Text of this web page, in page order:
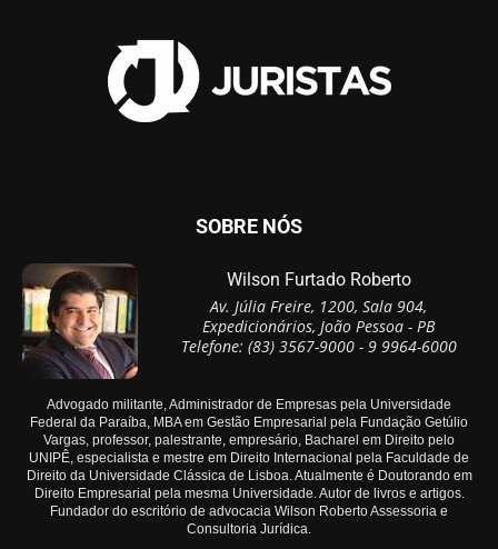
SOBRE NÓS
Wilson Furtado Roberto
Av. Júlia Freire, 1200, Sala 904,
Expedicionários, João Pessoa - PB
Telefone: (83) 3567-9000 - 9 9964-6000
Advogado militante, Administrador de Empresas pela Universidade
Federal da Paraíba, MBA em Gestão Empresarial pela Fundação Getúlio
Vargas, professor, palestrante, empresário, Bacharel em Direito pelo
UNIPÊ, especialista e mestre em Direito Internacional pela Faculdade de
Direito da Universidade Clássica de Lisboa. Atualmente é Doutorando em
Direito Empresarial pela mesma Universidade. Autor de livros e artigos.
Fundador do escritório de advocacia Wilson Roberto Assessoria e
Consultoria Jurídica.